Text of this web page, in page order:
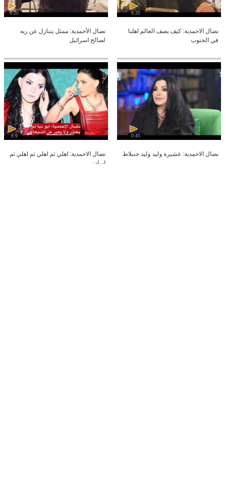
9:20
نضال الاحمدية: كيف يصف العالم اهلنا
في الجنوب
9:20
نضال الأحمدية: ممثل يتنازل عن ربه
لصالح اسرائيل
0:45
نضال الاحمدية: عشيرة وليد وليد جنبلاط
8:9
نضال الاحمدية: اهلي ثم اهلي ثم اهلي ثم
ايران